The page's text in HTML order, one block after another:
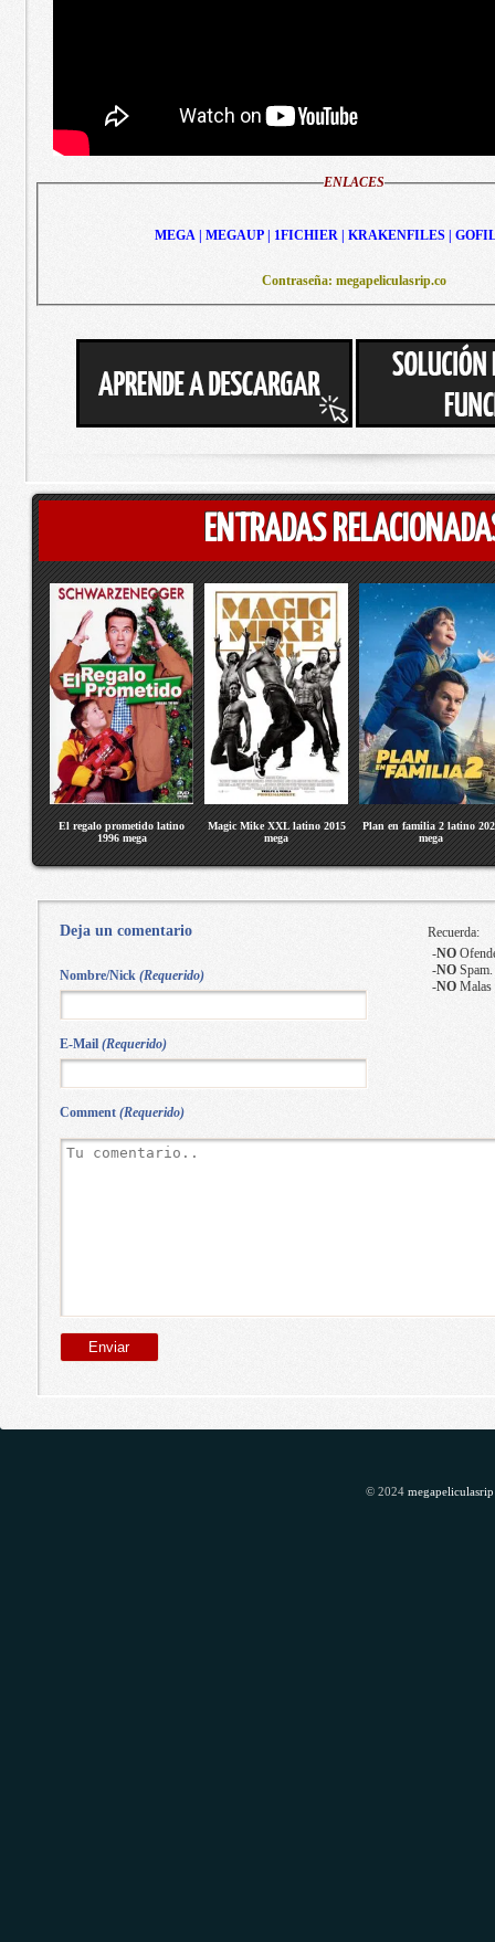
ENLACES
MEGA | MEGAUP | 1FICHIER | KRAKENFILES |
Contraseña: megapeliculasrip.co
ENTRADAS
El regalo prometido latino
1996 mega
Magic Mike XXL latino 2015
mega
Plan en familia 2 latino
mega
Deja un comentario
Comment (Requerido)
Recuerda:
-NO
-NOSpam.
-NOMalas
Nombre/Nick (Requerido)
E-Mail (Requerido)
© 2024 megapeliculasrip